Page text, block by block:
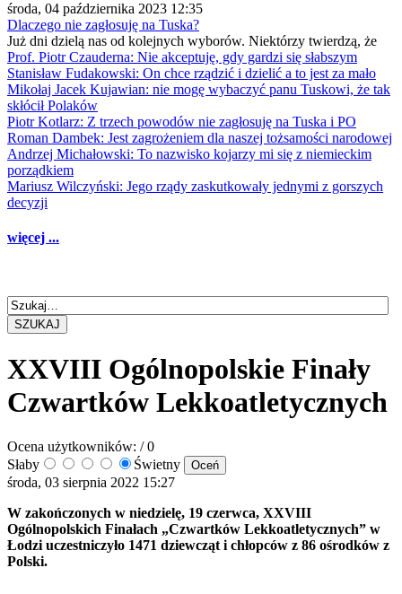
środa, 04 października 2023 12:35
Dlaczego nie zagłosuję na Tuska?
Już dni dzielą nas od kolejnych wyborów. Niektórzy twierdzą, że
Prof. Piotr Czauderna: Nie akceptuję, gdy gardzi się słabszym
Stanisław Fudakowski: On chce rządzić i dzielić a to jest za mało
Mikołaj Jacek Kujawian: nie mogę wybaczyć panu Tuskowi, że tak
skłócił Polaków
Piotr Kotlarz: Z trzech powodów nie zagłosuję na Tuska i PO
Roman Dambek: Jest zagrożeniem dla naszej tożsamości narodowej
Andrzej Michałowski: To nazwisko kojarzy mi się z niemieckim
porządkiem
Mariusz Wilczyński: Jego rządy zaskutkowały jednymi z gorszych
decyzji
więcej ...
SZUKAJ
XXVIII Ogólnopolskie Finały
Czwartków Lekkoatletycznych
Ocena użytkowników: / 0
Słaby
Świetny
środa, 03 sierpnia 2022 15:27
W zakończonych w niedzielę, 19 czerwca, XXVIII
Ogólnopolskich Finałach „Czwartków Lekkoatletycznych” w
Łodzi uczestniczyło 1471 dziewcząt i chłopców z 86 ośrodków z
Polski.